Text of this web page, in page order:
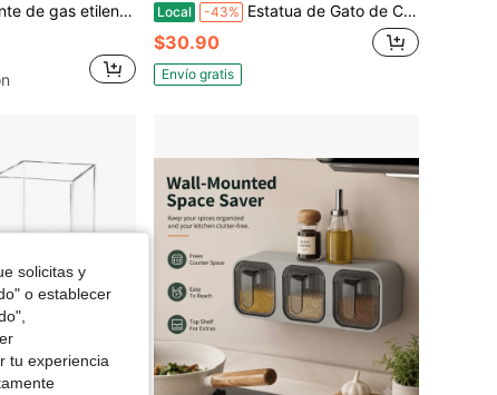
Paquete absorbente de gas etileno WiseFresh de 5 gramos, protector de frutas y verduras frescas, extensor de frescura de alimentos, conservador de frutas frescas, salvador de verduras
Local -43% Estatua de Gato de Cristal Natural de 2.4 Pulgadas - Escultura Curativa Hecha a Mano, Estatua de Bolsillo Guardián de la Suerte para Meditación Reiki, Decoración de Oficina y Hogar, Regalo
$30.90
Envío gratis
solicitas y
o establecer
tu experiencia